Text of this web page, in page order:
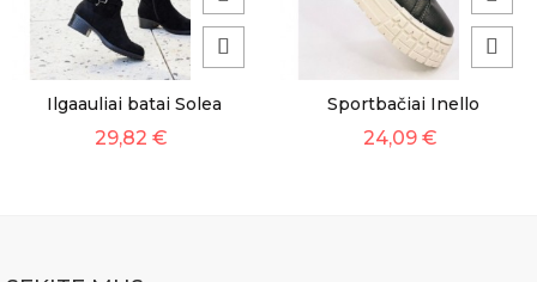
Ilgaauliai batai Solea
29,82 €
Sportbačiai Inello
24,09 €